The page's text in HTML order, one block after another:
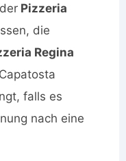
Pizzeria
die
Regina
falls es
nach eine